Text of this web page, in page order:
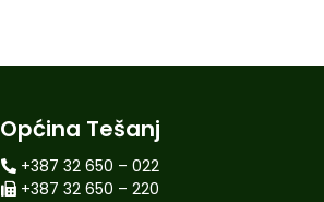
Općina Tešanj
+387 32 650 – 022
+387 32 650 – 220